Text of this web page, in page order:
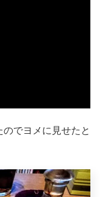
でヨメに見せたと